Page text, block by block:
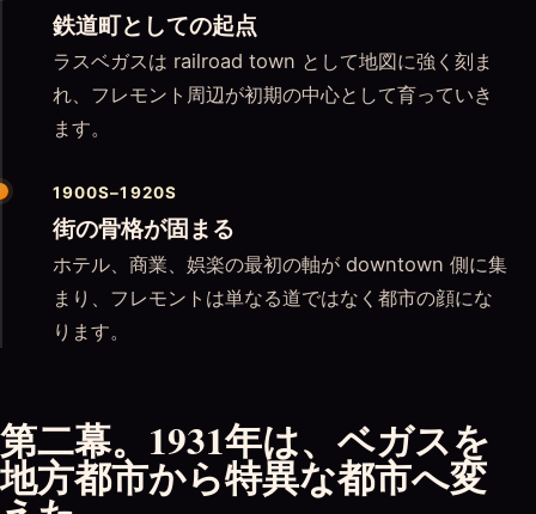
鉄道町としての起点
ラスベガスは railroad town として地図に強く刻ま
れ、フレモント周辺が初期の中心として育っていき
ます。
1900S–1920S
街の骨格が固まる
ホテル、商業、娯楽の最初の軸が downtown 側に集
まり、フレモントは単なる道ではなく都市の顔にな
ります。
第二幕。1931年は、ベガスを
地方都市から特異な都市へ変